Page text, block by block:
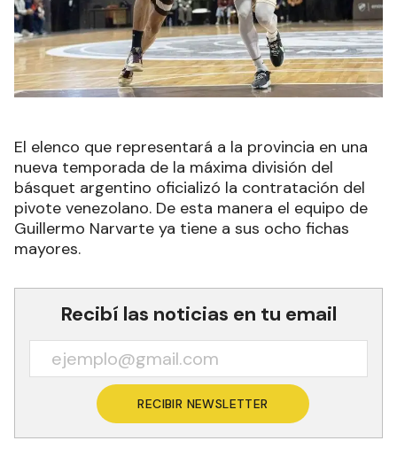
El elenco que representará a la provincia en una
nueva temporada de la máxima división del
básquet argentino oficializó la contratación del
pivote venezolano. De esta manera el equipo de
Guillermo Narvarte ya tiene a sus ocho fichas
mayores.
Recibí las noticias en tu email
RECIBIR NEWSLETTER